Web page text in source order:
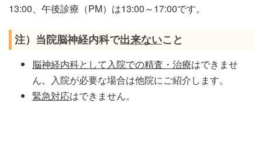
13:00、午後診療（PM）は13:00～17:00です。
注）当院脳神経内科で出来ないこと
脳神経内科として入院での精査・治療はできませ
ん。入院が必要な場合は他院にご紹介します。
緊急対応はできません。